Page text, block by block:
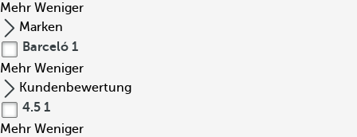
Mehr Weniger
Marken
Barceló 1
Mehr Weniger
Kundenbewertung
4.5 1
Mehr Weniger